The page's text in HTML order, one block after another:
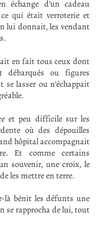
échange d’un cadeau
qui était verroterie et
lui donnait, les vendant
en fait tous ceux dont
débarqués ou figures
lasser ou n’échappait
et peu difficile sur les
où des dépouilles
hôpital accompagnait
Et comme certains
souvenir, une croix, le
les mettre en terre.
là bénit les défunts une
se rapprocha de lui, tout